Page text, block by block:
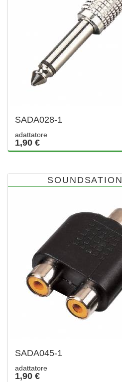
SADA028-1
adattatore
1,90 €
SOUNDSATION
SADA045-1
adattatore
1,90 €